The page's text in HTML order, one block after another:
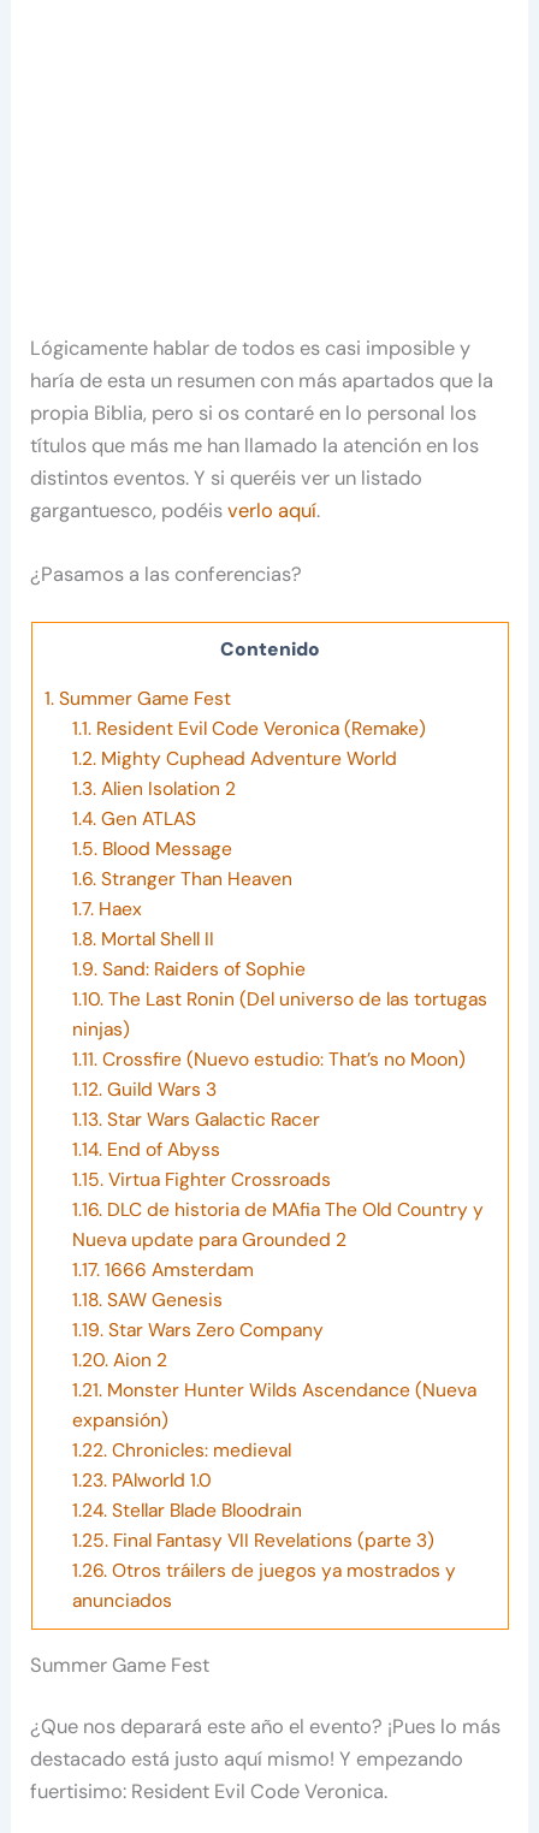
Lógicamente hablar de todos es casi imposible y
haría de esta un resumen con más apartados que la
propia Biblia, pero si os contaré en lo personal los
títulos que más me han llamado la atención en los
distintos eventos. Y si queréis ver un listado
gargantuesco, podéisverlo aquí.
¿Pasamos a las conferencias?
Contenido
1.Summer Game Fest
1.1.Resident Evil Code Veronica (Remake)
1.2.Mighty Cuphead Adventure World
1.3.Alien Isolation 2
1.4.Gen ATLAS
1.5.Blood Message
1.6.Stranger Than Heaven
1.7.Haex
1.8.Mortal Shell II
1.9.Sand: Raiders of Sophie
1.10.The Last Ronin (Del universo de las tortugas
ninjas)
1.11.Crossfire (Nuevo estudio: That’s no Moon)
1.12.Guild Wars 3
1.13.Star Wars Galactic Racer
1.14.End of Abyss
1.15.Virtua Fighter Crossroads
1.16.DLC de historia de MAfia The Old Country y
Nueva update para Grounded 2
1.17.1666 Amsterdam
1.18.SAW Genesis
1.19.Star Wars Zero Company
1.20.Aion 2
1.21.Monster Hunter Wilds Ascendance (Nueva
expansión)
1.22.Chronicles: medieval
1.23.PAlworld 1.0
1.24.Stellar Blade Bloodrain
1.25.Final Fantasy VII Revelations (parte 3)
1.26.Otros tráilers de juegos ya mostrados y
anunciados
Summer Game Fest
¿Que nos deparará este año el evento? ¡Pues lo más
destacado está justo aquí mismo! Y empezando
fuertisimo: Resident Evil Code Veronica.